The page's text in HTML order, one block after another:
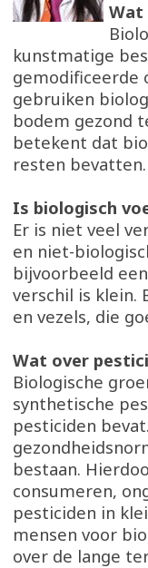
Wat
kunstmatige
gemodificeerde
gebruiken
bodem gezond
betekent dat
resten bevatten.
Is biologisch
Er is niet veel
en niet-
bijvoorbeeld
verschil is klein.
en vezels, die
Wat over
Biologische
synthetische
pesticiden
bestaan.
consumeren,
pesticiden in
mensen voor
over de lange